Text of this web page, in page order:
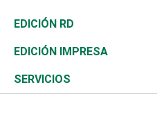
Ocenanía
Caribe
Resto del mundo
Telecom.
Global y variable
Economía personal
Sociales
Novedades
Podcast Arte Libre
Tenis
Olimpismo
Más deportes
El Espía
Noticiero Poteleche
Columnistas
Historia
Martes de tecnología
Cambio climático
Revista
Deportes
Opinión
EDICIÓN RD
EDICIÓN IMPRESA
SERVICIOS